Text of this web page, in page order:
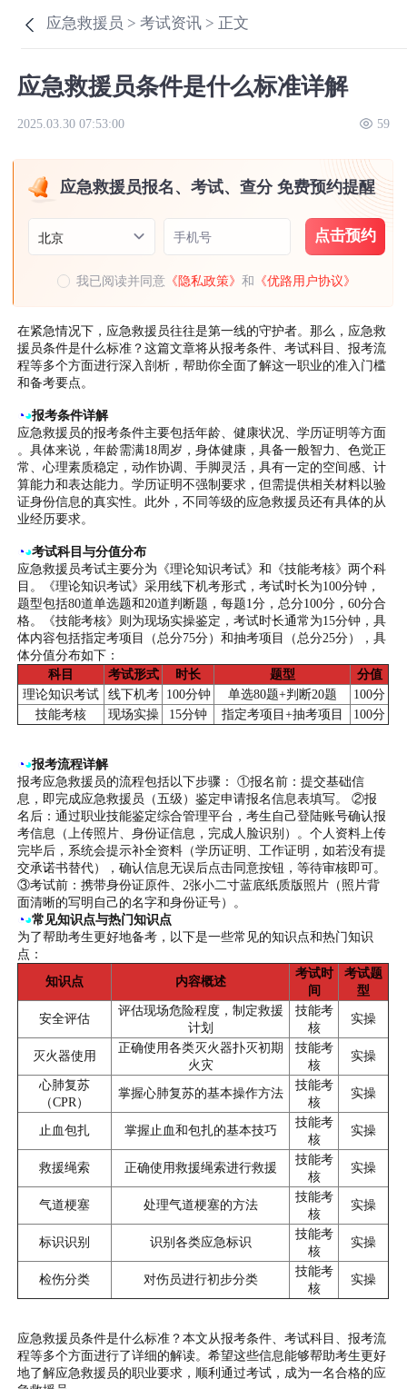
应急救援员 >考试资讯 > 正文
应急救援员条件是什么标准详解
2025.03.30 07:53:00 59
应急救援员报名、考试、查分 免费预约提醒
北京 手机号 点击预约
我已阅读并同意 《隐私政策》和 《优路用户协议》
在紧急情况下，应急救援员往往是第一线的守护者。那么，应急救
援员条件是什么标准？这篇文章将从报考条件、考试科目、报考流
程等多个方面进行深入剖析，帮助你全面了解这一职业的准入门槛
和备考要点。
◔◕报考条件详解
应急救援员的报考条件主要包括年龄、健康状况、学历证明等方面
。具体来说，年龄需满18周岁，身体健康，具备一般智力、色觉正
常、心理素质稳定，动作协调、手脚灵活，具有一定的空间感、计
算能力和表达能力。学历证明不强制要求，但需提供相关材料以验
证身份信息的真实性。此外，不同等级的应急救援员还有具体的从
业经历要求。
◔◕考试科目与分值分布
应急救援员考试主要分为《理论知识考试》和《技能考核》两个科
目。《理论知识考试》采用线下机考形式，考试时长为100分钟，
题型包括80道单选题和20道判断题，每题1分，总分100分，60分合
格。《技能考核》则为现场实操鉴定，考试时长通常为15分钟，具
体内容包括指定考项目（总分75分）和抽考项目（总分25分），具
体分值分布如下：
科目
考试形式 时长 题型
分值
理论知识考试
线下机考 100分钟 单选80题+判断20题
100分
技能考核
现场实操 15分钟 指定考项目+抽考项目 100分
◔◕报考流程详解
报考应急救援员的流程包括以下步骤： ①报名前：提交基础信
息，即完成应急救援员（五级）鉴定申请报名信息表填写。 ②报
名后：通过职业技能鉴定综合管理平台，考生自己登陆账号确认报
考信息（上传照片、身份证信息，完成人脸识别）。个人资料上传
完毕后，系统会提示补全资料（学历证明、工作证明，如若没有提
交承诺书替代），确认信息无误后点击同意按钮，等待审核即可。
③考试前：携带身份证原件、2张小二寸蓝底纸质版照片（照片背
面清晰的写明自己的名字和身份证号）。
◔◕常见知识点与热门知识点
为了帮助考生更好地备考，以下是一些常见的知识点和热门知识
点：
知识点
内容概述
考试时
间
考试题
型
安全评估
评估现场危险程度，制定救援
计划
技能考
核
实操
灭火器使用
正确使用各类灭火器扑灭初期
火灾
技能考
核
实操
心肺复苏
（CPR）
掌握心肺复苏的基本操作方法
技能考
核
实操
止血包扎 掌握止血和包扎的基本技巧
技能考
核
实操
救援绳索 正确使用救援绳索进行救援
技能考
核
实操
气道梗塞 处理气道梗塞的方法
技能考
核
实操
标识识别 识别各类应急标识
技能考
核
实操
检伤分类 对伤员进行初步分类
技能考
核
实操
应急救援员条件是什么标准？本文从报考条件、考试科目、报考流
程等多个方面进行了详细的解读。希望这些信息能够帮助考生更好
地了解应急救援员的职业要求，顺利通过考试，成为一名合格的应